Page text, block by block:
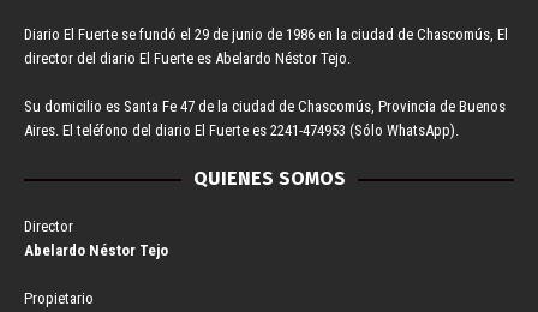
Diario El Fuerte se fundó el 29 de junio de 1986 en la ciudad de Chascomús, El
director del diario El Fuerte es Abelardo Néstor Tejo.
Su domicilio es Santa Fe 47 de la ciudad de Chascomús, Provincia de Buenos
Aires. El teléfono del diario El Fuerte es 2241-474953 (Sólo WhatsApp).
QUIENES SOMOS
Director
Abelardo Néstor Tejo
Propietario